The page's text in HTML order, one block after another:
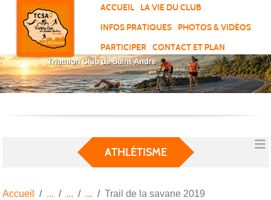
ACCUEIL
LA VIE DU CLUB
INFOS PRATIQUES
PHOTOS & VIDÉOS
PARTICIPER
CONTACT ET PLAN
ATHLÉTISME
Accueil Trail de la savane 2019
Panneau de gestion des cookies